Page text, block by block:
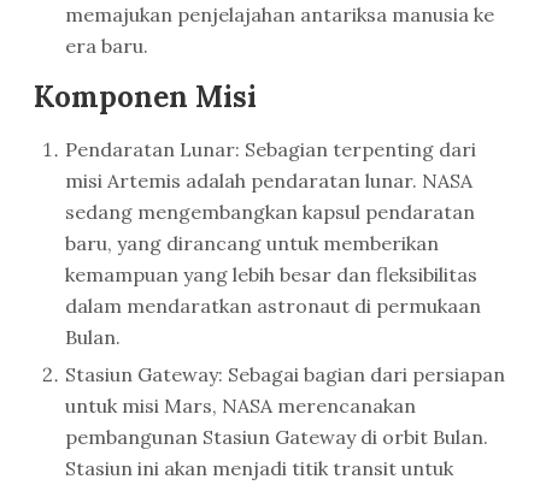
memajukan penjelajahan antariksa manusia ke
era baru.
Komponen Misi
Pendaratan Lunar: Sebagian terpenting dari
misi Artemis adalah pendaratan lunar. NASA
sedang mengembangkan kapsul pendaratan
baru, yang dirancang untuk memberikan
kemampuan yang lebih besar dan fleksibilitas
dalam mendaratkan astronaut di permukaan
Bulan.
Stasiun Gateway: Sebagai bagian dari persiapan
untuk misi Mars, NASA merencanakan
pembangunan Stasiun Gateway di orbit Bulan.
Stasiun ini akan menjadi titik transit untuk